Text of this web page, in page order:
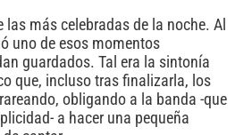
las más celebradas de la noche. Al
uno de esos momentos
guardados. Tal era la sintonía
que, incluso tras finalizarla, los
obligando a la banda -que
a hacer una pequeña